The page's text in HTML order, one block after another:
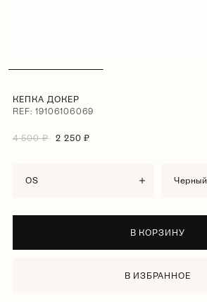
КЕПКА ДОКЕР
REF: 19106106069
4 500 ₽ 2 250 ₽
OS черный
В КОРЗИНУ
В ИЗБРАННОЕ